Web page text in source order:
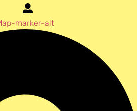
marker-alt